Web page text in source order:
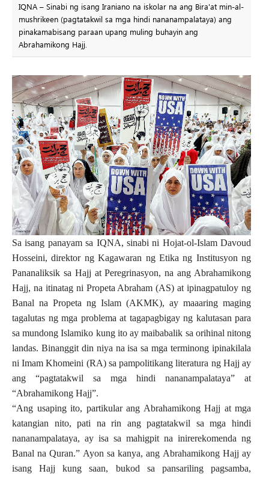
IQNA – Sinabi ng isang Iraniano na iskolar na ang Bira'at min-al-
mushrikeen (pagtatakwil sa mga hindi nananampalataya) ang
pinakamabisang paraan upang muling buhayin ang
Abrahamikong Hajj.
Sa isang panayam sa IQNA, sinabi ni Hojat-ol-Islam Davoud
Hosseini, direktor ng Kagawaran ng Etika ng Institusyon ng
Pananaliksik sa Hajj at Peregrinasyon, na ang Abrahamikong
Hajj, na itinatag ni Propeta Abraham (AS) at ipinagpatuloy ng
Banal na Propeta ng Islam (AKMK), ay maaaring maging
tagalutas ng mga problema at tagapagbigay ng kalutasan para
sa mundong Islamiko kung ito ay maibabalik sa orihinal nitong
landas. Binanggit din niya na isa sa mga terminong ipinakilala
ni Imam Khomeini (RA) sa pampolitikang literatura ng Hajj ay
ang “pagtatakwil sa mga hindi nananampalataya” at
“Abrahamikong Hajj”.
“Ang usaping ito, partikular ang Abrahamikong Hajj at mga
katangian nito, pati na rin ang pagtatakwil sa mga hindi
nananampalataya, ay isa sa mahigpit na inirerekomenda ng
Banal na Quran.” Ayon sa kanya, ang Abrahamikong Hajj ay
isang Hajj kung saan, bukod sa pansariling pagsamba,